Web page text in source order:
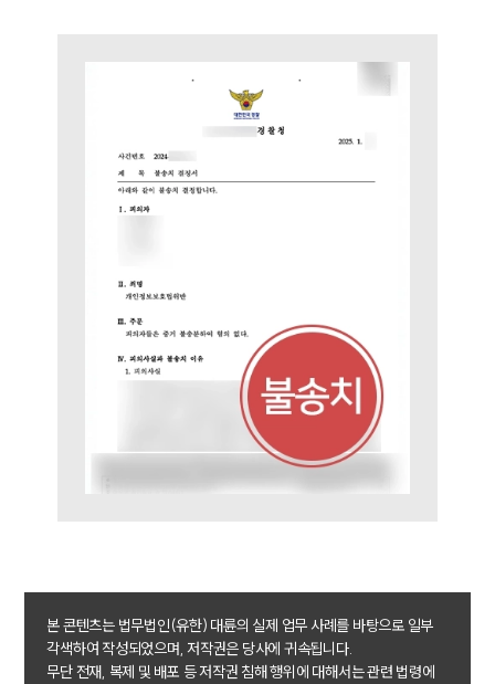
본 콘텐츠는 법무법인(유한) 대륜의 실제 업무 사례를 바탕으로 일부
각색하여 작성되었으며, 저작권은 당사에 귀속됩니다.
무단 전재, 복제 및 배포 등 저작권 침해 행위에 대해서는 관련 법령에